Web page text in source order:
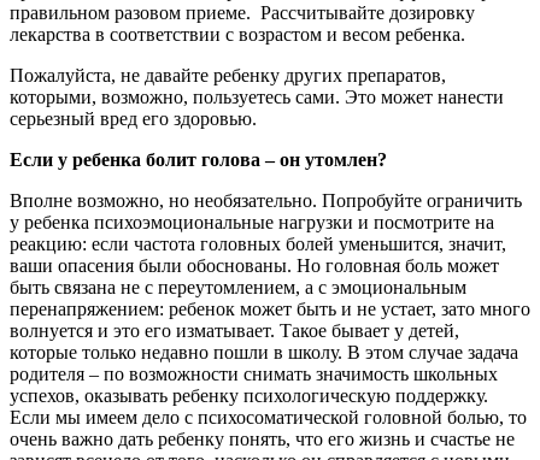
правильном разовом приеме. Рассчитывайте дозировку
лекарства в соответствии с возрастом и весом ребенка.
Пожалуйста, не давайте ребенку других препаратов,
которыми, возможно, пользуетесь сами. Это может нанести
серьезный вред его здоровью.
Если у ребенка болит голова – он утомлен?
Вполне возможно, но необязательно. Попробуйте ограничить
у ребенка психоэмоциональные нагрузки и посмотрите на
реакцию: если частота головных болей уменьшится, значит,
ваши опасения были обоснованы. Но головная боль может
быть связана не с переутомлением, а с эмоциональным
перенапряжением: ребенок может быть и не устает, зато много
волнуется и это его изматывает. Такое бывает у детей,
которые только недавно пошли в школу. В этом случае задача
родителя – по возможности снимать значимость школьных
успехов, оказывать ребенку психологическую поддержку.
Если мы имеем дело с психосоматической головной болью, то
очень важно дать ребенку понять, что его жизнь и счастье не